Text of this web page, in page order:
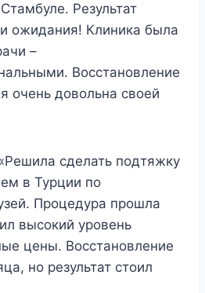
Результат
ожидания! Клиника была
–
Восстановление
очень довольна своей
сделать подтяжку
в Турции по
Процедура прошла
высокий уровень
цены. Восстановление
но результат стоил